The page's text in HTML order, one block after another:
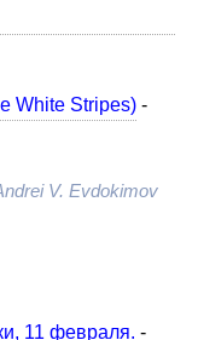
White Stripes)-
V. Evdokimov
11 февраля. -